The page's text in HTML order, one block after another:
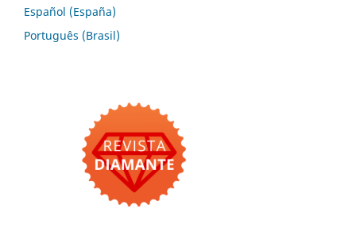
Español (España)
Português (Brasil)